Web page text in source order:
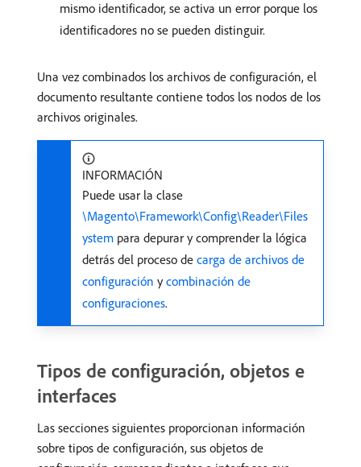
mismo identificador, se activa un error porque los
identificadores no se pueden distinguir.
Una vez combinados los archivos de configuración, el
documento resultante contiene todos los nodos de los
archivos originales.
INFORMACIÓN
Puede usar la clase
\Magento\Framework\Config\Reader\Files
ystem para depurar y comprender la lógica
detrás del proceso de carga de archivos de
configuración ycombinación de
configuraciones.
Tipos de configuración, objetos e
interfaces
Las secciones siguientes proporcionan información
sobre tipos de configuración, sus objetos de